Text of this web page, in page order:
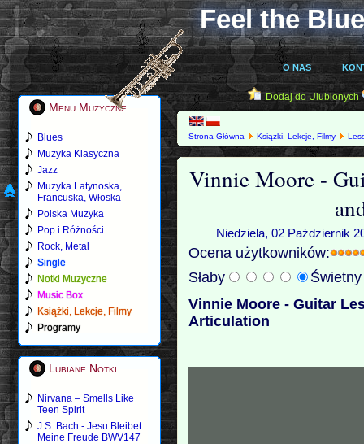
Feel the
O NAS
Menu Muzyczne
Blues
Muzyka Klasyczna
Jazz
Muzyka Latynoska,
Francuska, Włoska
Polska Muzyka
Pop i Różności
Rock, Metal
Single
Notki Muzyczne
Music Box
Książki, Lekcje, Filmy
Programy
Lubiane Notki
Nirvana – Smells Like
Teen Spirit
J.S. Bach - Jesu Bleibet
Meine Freude BWV147
Dodaj do Ulubionych
Strona Główna Książki, Lekcje, Filmy
Articulation
Vinnie Moore -
Niedziela, 02 Październik
Ocena użytkowników:
Słaby
Vinnie Moore - Guitar
Articulation